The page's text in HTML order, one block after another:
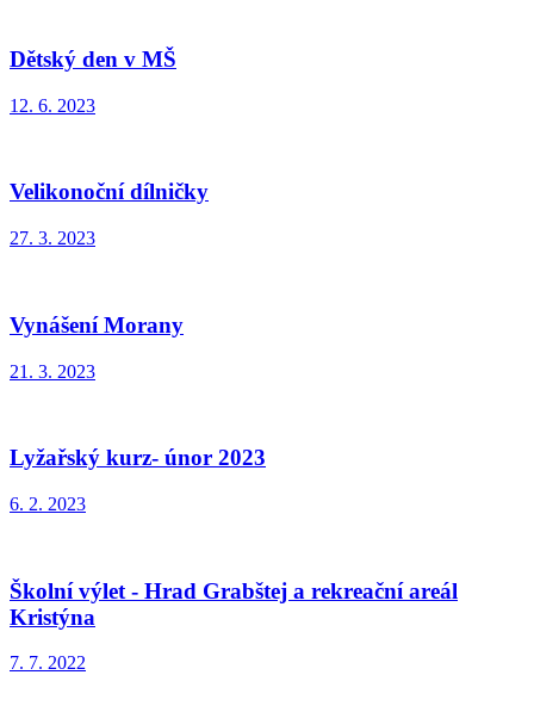
Dětský den v MŠ
12. 6. 2023
Velikonoční dílničky
27. 3. 2023
Vynášení Morany
21. 3. 2023
Lyžařský kurz- únor 2023
6. 2. 2023
Školní výlet - Hrad Grabštej a rekreační areál
Kristýna
7. 7. 2022